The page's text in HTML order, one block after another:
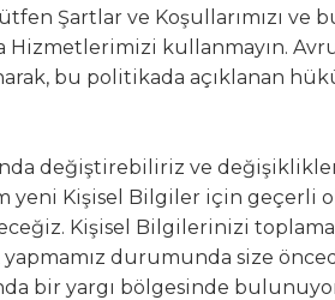
Şartlar ve Koşullarımızı ve
kullanmayın.
bu politikada açıklanan
değiştirebiliriz ve
yeni Kişisel Bilgiler için geçerli
Kişisel Bilgilerinizi
durumunda size
bir yargı bölgesinde